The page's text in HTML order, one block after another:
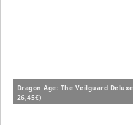
Dragon Age: The Veilguard
26,45€)